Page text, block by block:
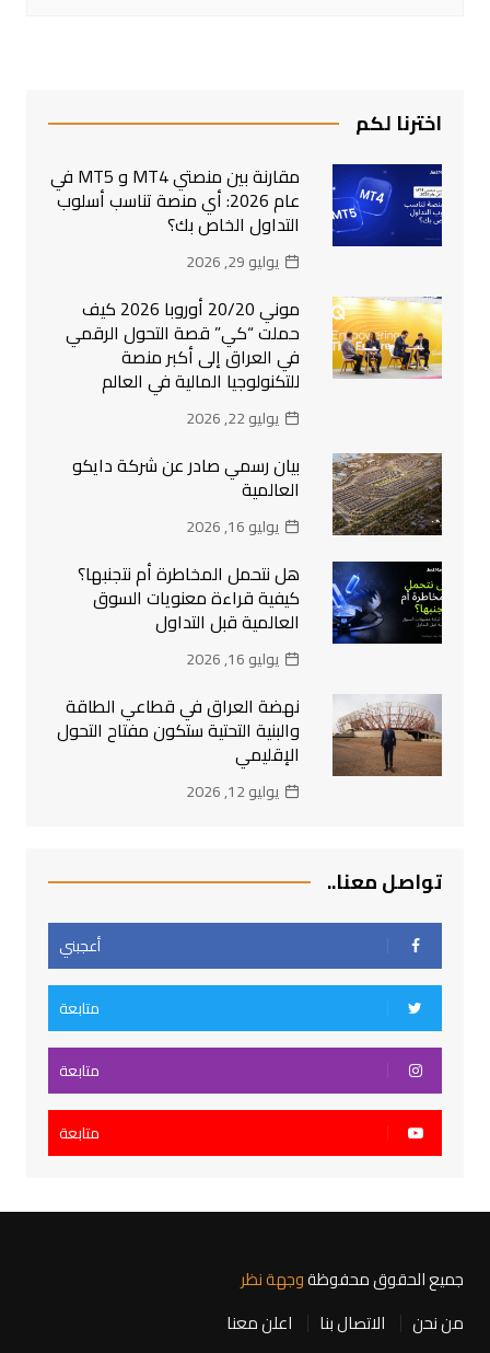
اخترنا لكم
مقارنة بين منصتي MT4 و MT5 في
عام 2026: أي منصة تناسب أسلوب
التداول الخاص بك؟
يوليو 29, 2026
موني 20/20 أوروبا 2026 كيف
حملت “كي” قصة التحول الرقمي
في العراق إلى أكبر منصة
للتكنولوجيا المالية في العالم
يوليو 22, 2026
بيان رسمي صادر عن شركة دايكو
العالمية
يوليو 16, 2026
هل نتحمل المخاطرة أم نتجنبها؟
كيفية قراءة معنويات السوق
العالمية قبل التداول
يوليو 16, 2026
نهضة العراق في قطاعي الطاقة
والبنية التحتية ستكون مفتاح التحول
الإقليمي
يوليو 12, 2026
تواصل معنا..
أعجبني
متابعة
متابعة
متابعة
جميع الحقوق محفوظةوجهة نظر
من نحن
الاتصال بنا اعلن معنا